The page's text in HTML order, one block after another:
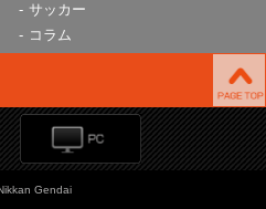
サッカー
コラム
Gendai